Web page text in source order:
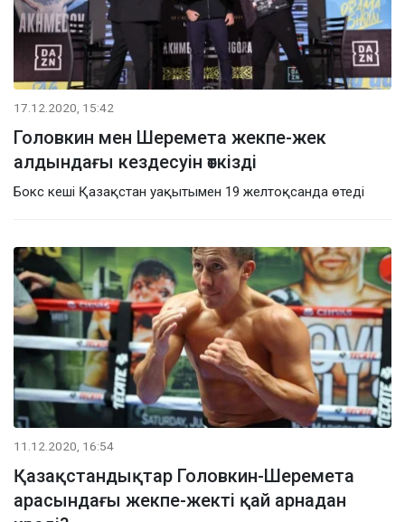
17.12.2020, 15:42
Головкин мен Шеремета жекпе-жек
алдындағы кездесуін өткізді
Бокс кеші Қазақстан уақытымен 19 желтоқсанда өтеді
11.12.2020, 16:54
Қазақстандықтар Головкин-Шеремета
арасындағы жекпе-жекті қай арнадан